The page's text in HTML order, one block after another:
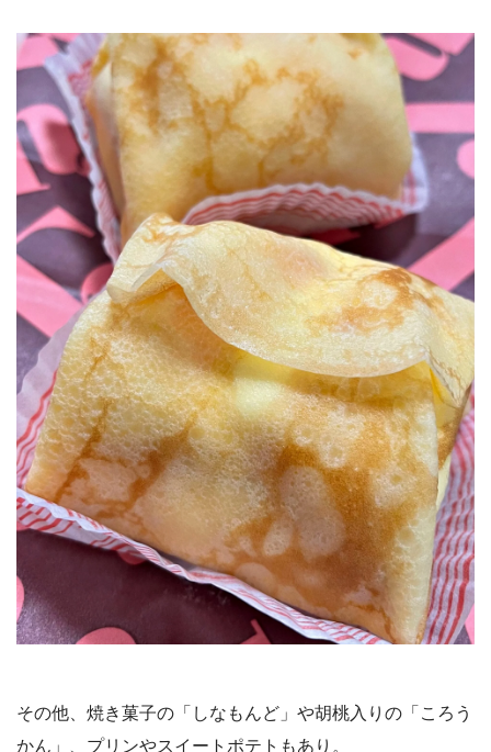
その他、焼き菓子の「しなもんど」や胡桃入りの「ころう
かん」、プリンやスイートポテトもあり。